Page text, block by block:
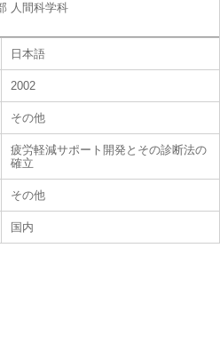
人間科学科
日本語
2002
その他
疲労軽減サポート開発とその診断法の
確立
その他
国内